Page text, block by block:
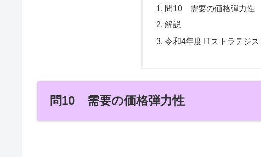
問10 需要の価格弾力性
解説
令和4年度 ITストラテジ
問10 需要の価格弾力性